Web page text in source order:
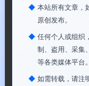
PowerDirector威力导
◆ 本站所有文章，
原创发布。
◆ 任何个人或组织
制、盗用、采集
等各类媒体平台。
◆ 如需转载，请注